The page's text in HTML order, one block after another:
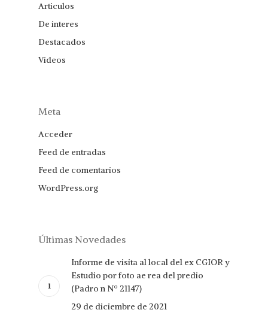
Articulos
De interes
Destacados
Videos
Meta
Acceder
Feed de entradas
Feed de comentarios
WordPress.org
Últimas Novedades
Informe de visita al local del ex CGIOR y
Estudio por foto ae rea del predio
(Padro n Nº 21147)
29 de diciembre de 2021